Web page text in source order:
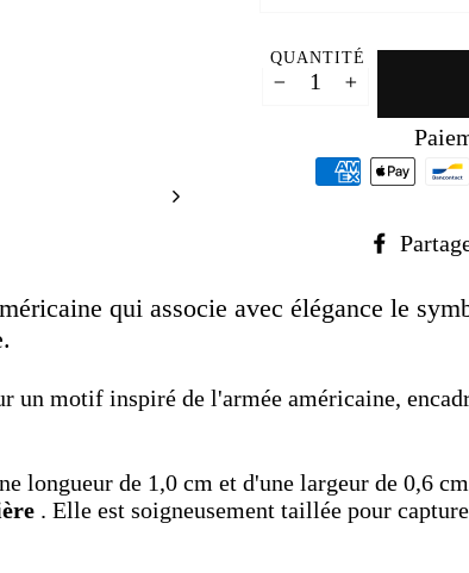
QUANTITÉ
qui associe avec élégance le
un motif inspiré de l'armée américaine,
longueur de 1,0 cm et d'une largeur de 0,6
. Elle est soigneusement taillée pour